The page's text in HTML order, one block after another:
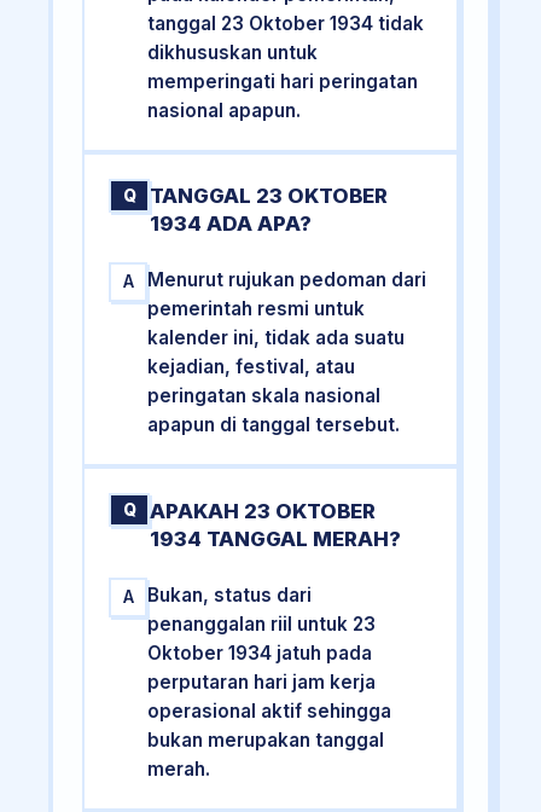
tanggal 23 Oktober 1934 tidak
dikhususkan untuk
memperingati hari peringatan
nasional apapun.
Q
TANGGAL 23 OKTOBER
1934 ADA APA?
A
Menurut rujukan pedoman dari
pemerintah resmi untuk
kalender ini, tidak ada suatu
kejadian, festival, atau
peringatan skala nasional
apapun di tanggal tersebut.
Q
APAKAH 23 OKTOBER
1934 TANGGAL MERAH?
A
Bukan, status dari
penanggalan riil untuk 23
Oktober 1934 jatuh pada
perputaran hari jam kerja
operasional aktif sehingga
bukan merupakan tanggal
merah.